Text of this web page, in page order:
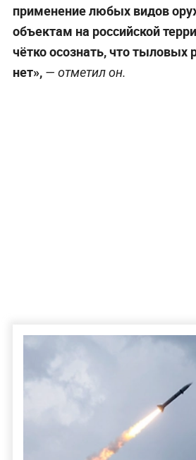
применение любых видов
объектам на российской
чётко осознать, что тыловых
нет», — отметил он.